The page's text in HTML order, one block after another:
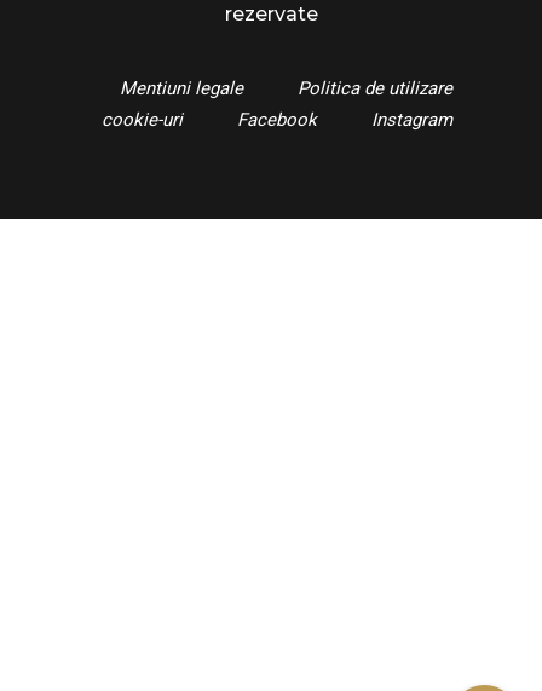
rezervate
Mentiuni legale
Politica de utilizare
cookie-uri
Facebook Instagram